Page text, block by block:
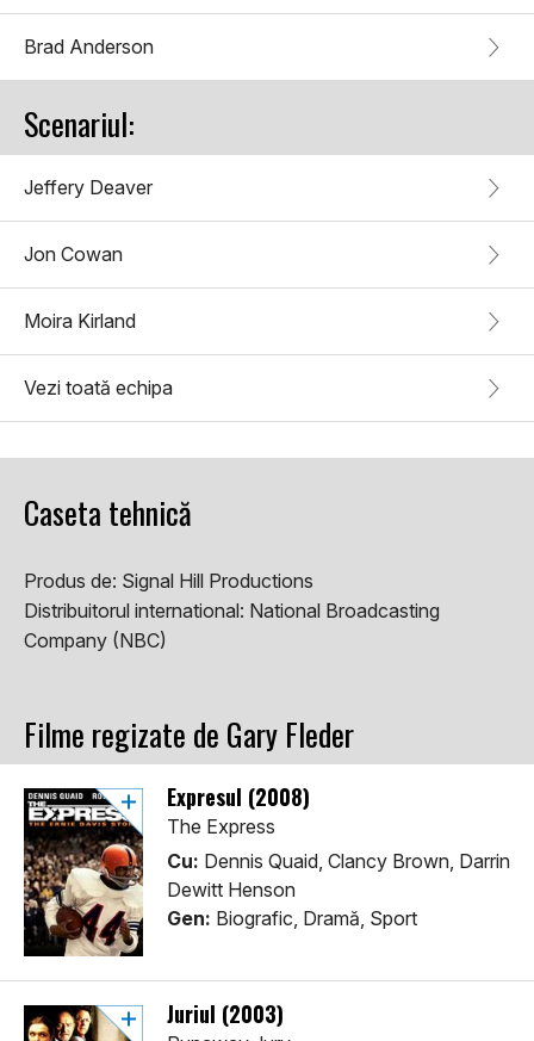
Brad Anderson
Scenariul:
Jeffery Deaver
Jon Cowan
Moira Kirland
Vezi toată echipa
Caseta tehnică
Produs de: Signal Hill Productions
Distribuitorul international: National Broadcasting
Company (NBC)
Filme regizate de Gary Fleder
Expresul (2008)
The Express
Cu: Dennis Quaid, Clancy Brown, Darrin
Dewitt Henson
Gen: Biografic, Dramă, Sport
Juriul (2003)